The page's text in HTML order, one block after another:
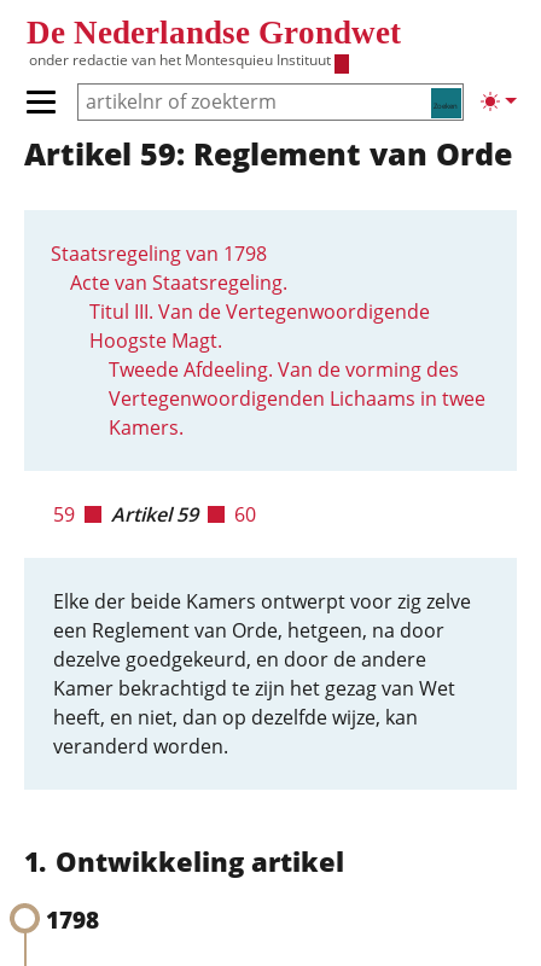
De Nederlandse Grondwet
onder redactie van het Montesquieu Instituut
Zoeken
Primair menu tonen/verbergen
Hoofdnavigatie
Artikel 59: Reglement van Orde
Staatsregeling van 1798
Acte van Staatsregeling.
Titul III. Van de Vertegenwoordigende
Hoogste Magt.
Tweede Afdeeling. Van de vorming des
Vertegenwoordigenden Lichaams in twee
Kamers.
59 Artikel 59 60
Elke der beide Kamers ontwerpt voor zig zelve
een Reglement van Orde, hetgeen, na door
dezelve goedgekeurd, en door de andere
Kamer bekrachtigd te zijn het gezag van Wet
heeft, en niet, dan op dezelfde wijze, kan
veranderd worden.
Ontwikkeling artikel
1798